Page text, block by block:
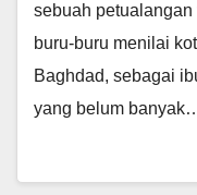
sebuah
buru-buru menilai
Baghdad, sebagai
yang belum